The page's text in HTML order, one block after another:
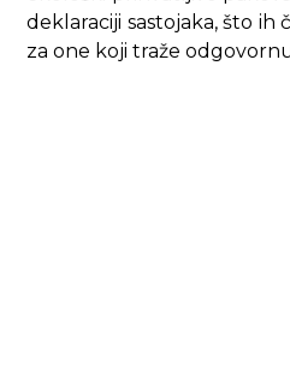
deklaraciji sastojaka, što
za one koji traže